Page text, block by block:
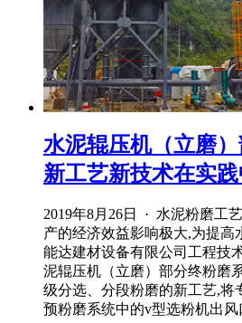
水泥辊压机（立磨
新工艺新技术在实践
2019年8月26日 · 水泥粉磨工
产的经济效益影响极大,为提高
能达建材设备有限公司工程技
泥辊压机（立磨）部分终粉磨
级分选、分段粉磨的新工艺,将
预粉磨系统中的v型选粉机出风